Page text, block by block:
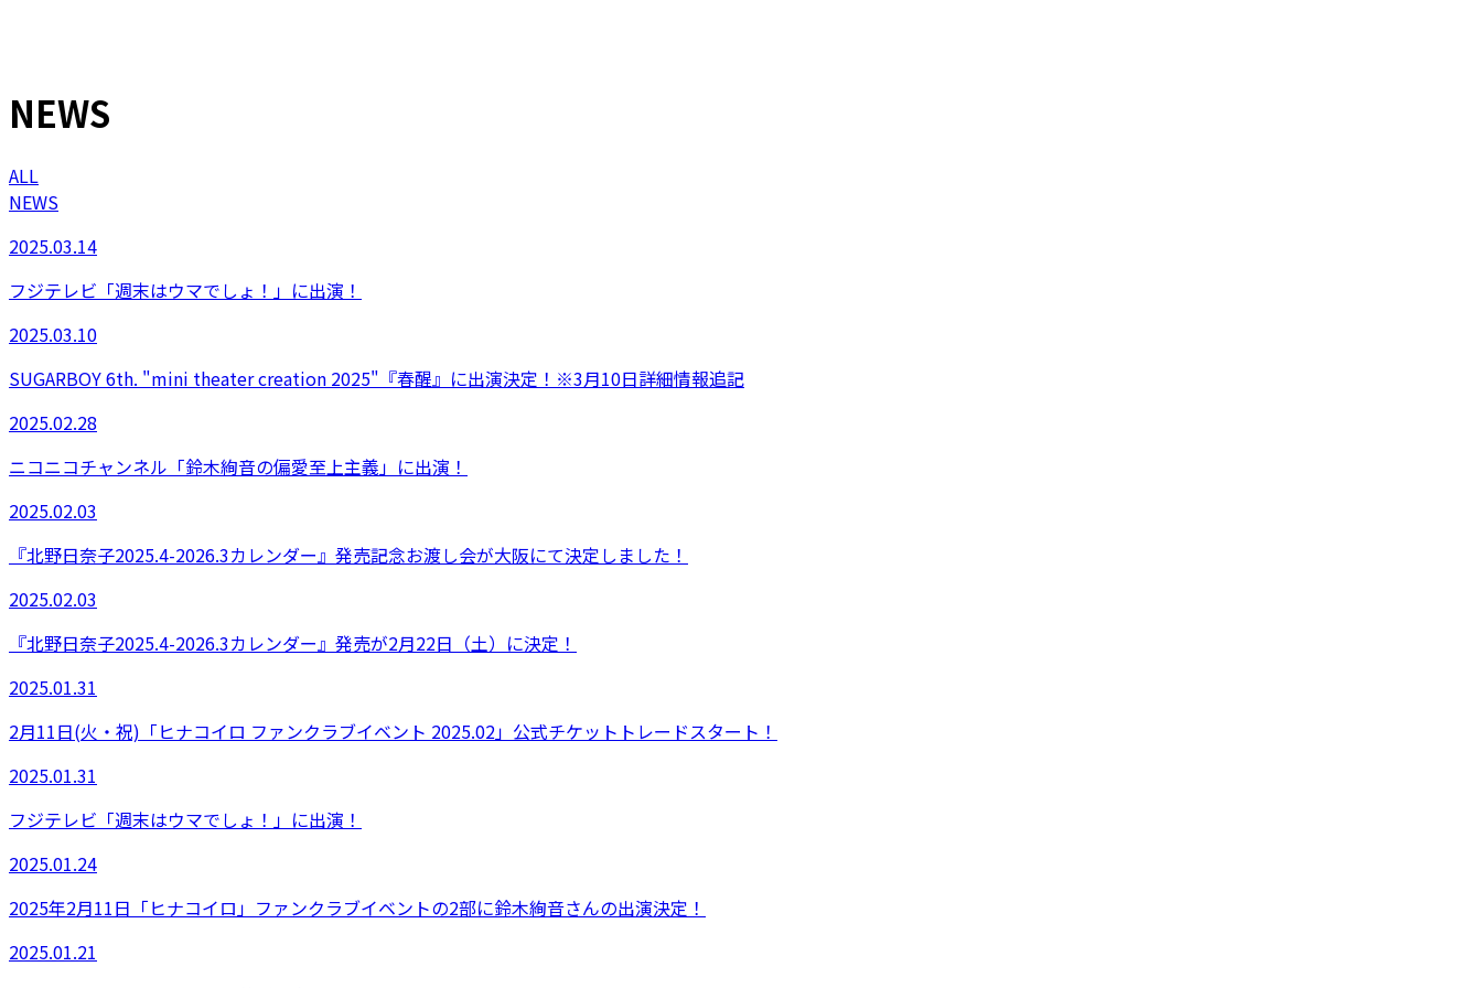
NEWS
ALL
NEWS
2025.03.14
フジテレビ「週末はウマでしょ！」に出演！
2025.03.10
SUGARBOY 6th. "mini theater creation 2025"『春醒』に出演決定！※3月10日詳細情報追記
2025.02.28
ニコニコチャンネル「鈴木絢音の偏愛至上主義」に出演！
2025.02.03
『北野日奈子2025.4-2026.3カレンダー』発売記念お渡し会が大阪にて決定しました！
2025.02.03
『北野日奈子2025.4-2026.3カレンダー』発売が2月22日（土）に決定！
2025.01.31
2月11日(火・祝)「ヒナコイロ ファンクラブイベント 2025.02」公式チケットトレードスタート！
2025.01.31
フジテレビ「週末はウマでしょ！」に出演！
2025.01.24
2025年2月11日「ヒナコイロ」ファンクラブイベントの2部に鈴木絢音さんの出演決定！
2025.01.21